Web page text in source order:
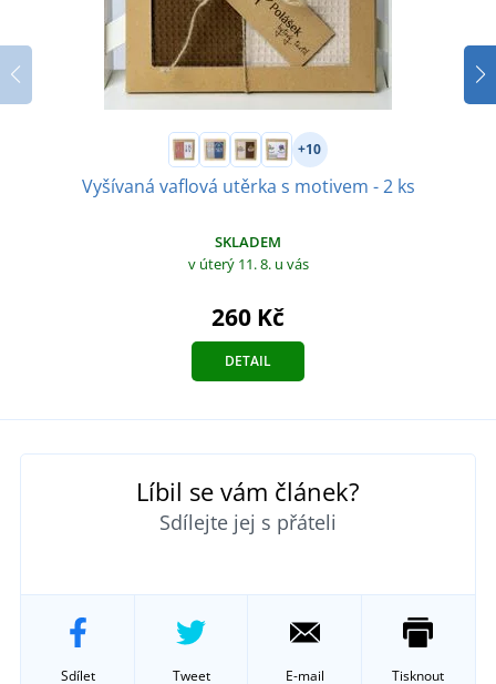
+10
Vyšívaná vaflová utěrka s motivem - 2 ks
SKLADEM
v úterý 11. 8. u vás
260 Kč
DETAIL
Líbil se vám článek?
Sdílejte jej s přáteli
Sdílet Tweet E-mail Tisknout